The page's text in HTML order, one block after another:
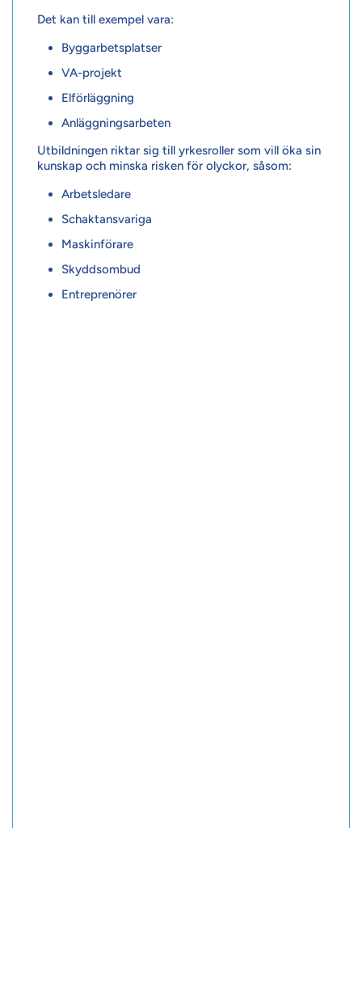
Det kan till exempel vara:
Byggarbetsplatser
VA-projekt
Elförläggning
Anläggningsarbeten
Utbildningen riktar sig till yrkesroller som vill öka sin
kunskap och minska risken för olyckor, såsom:
Arbetsledare
Schaktansvariga
Maskinförare
Skyddsombud
Entreprenörer